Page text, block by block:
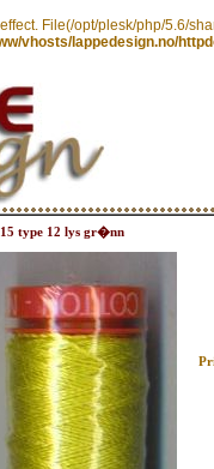
File(/opt/plesk/php/5.6/
vhosts/lappedesign.no/
type 12 lys gr�nn